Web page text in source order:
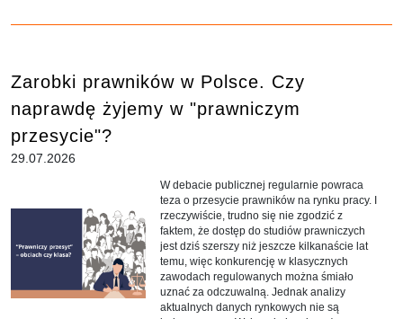
Zarobki prawników w Polsce. Czy
naprawdę żyjemy w "prawniczym
przesycie"?
29.07.2026
W debacie publicznej regularnie powraca
teza o przesycie prawników na rynku pracy. I
rzeczywiście, trudno się nie zgodzić z
faktem, że dostęp do studiów prawniczych
jest dziś szerszy niż jeszcze kilkanaście lat
temu, więc konkurencję w klasycznych
zawodach regulowanych można śmiało
uznać za odczuwalną. Jednak analizy
aktualnych danych rynkowych nie są